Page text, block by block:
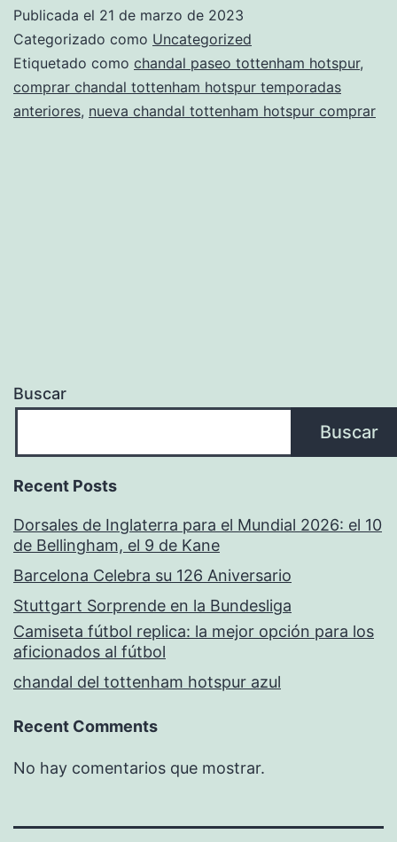
hotspur
bebe
Publicada el 21 de marzo de 2023
Categorizado como Uncategorized
Etiquetado como chandal paseo tottenham hotspur,
comprar chandal tottenham hotspur temporadas
anteriores, nueva chandal tottenham hotspur comprar
Buscar
Buscar
Recent Posts
Dorsales de Inglaterra para el Mundial 2026: el 10
de Bellingham, el 9 de Kane
Barcelona Celebra su 126 Aniversario
Stuttgart Sorprende en la Bundesliga
Camiseta fútbol replica: la mejor opción para los
aficionados al fútbol
chandal del tottenham hotspur azul
Recent Comments
No hay comentarios que mostrar.